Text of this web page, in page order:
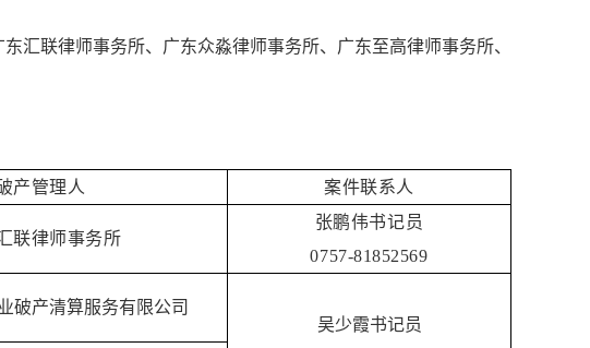
汇联律师事务所、广东众淼律师事务所、广东至高律师事务所、
产管理人 案件联系人
联律师事务所
张鹏伟书记员
0757-81852569
破产清算服务有限公司
吴少霞书记员